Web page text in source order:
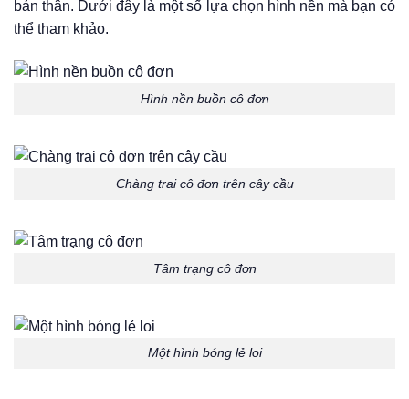
bản thân. Dưới đây là một số lựa chọn hình nền mà bạn có
thể tham khảo.
Hình nền buồn cô đơn
Chàng trai cô đơn trên cây cầu
Tâm trạng cô đơn
Một hình bóng lẻ loi